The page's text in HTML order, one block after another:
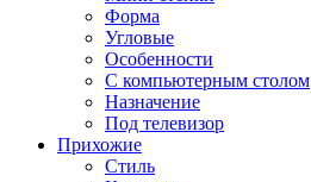
Форма
Угловые
Особенности
С компьютерным столом
Назначение
Под телевизор
Прихожие
Стиль